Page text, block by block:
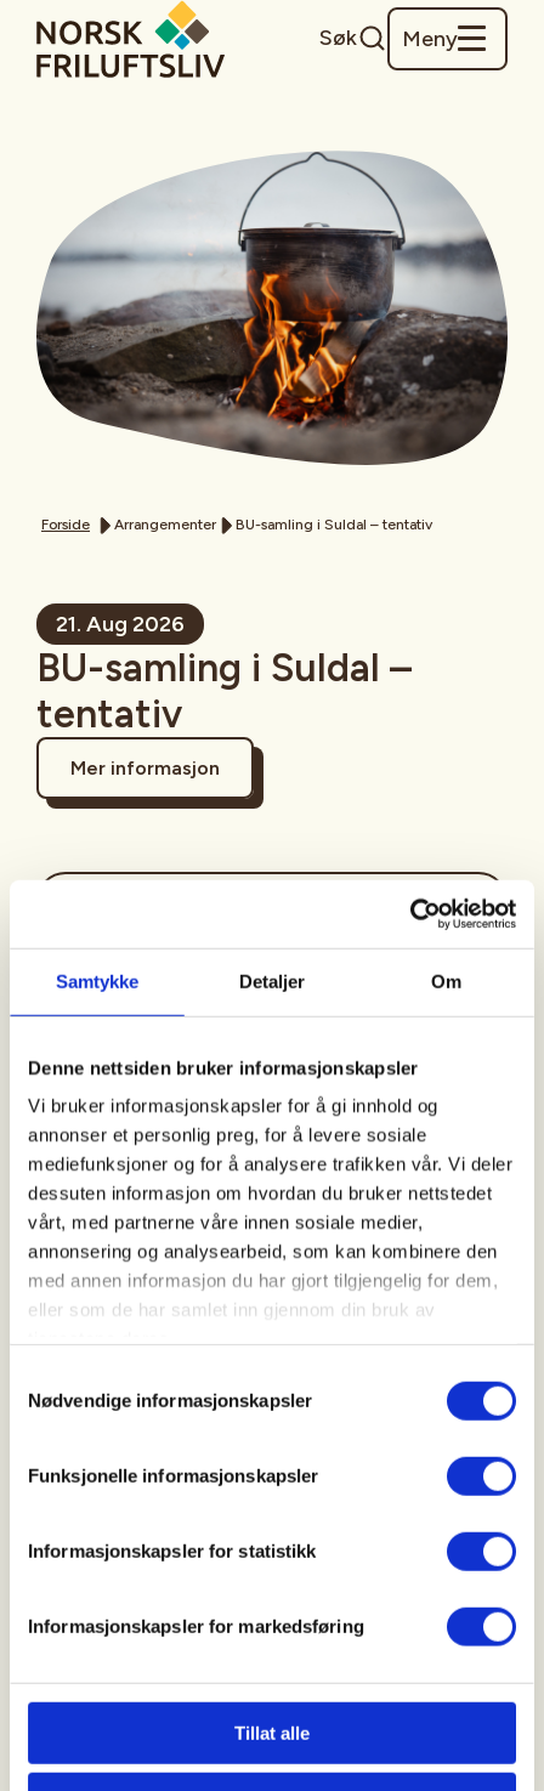
Samtykke Detaljer Om
Denne nettsiden bruker informasjonskapsler
Vi bruker informasjonskapsler for å gi innhold og
annonser et personlig preg, for å levere sosiale
mediefunksjoner og for å analysere trafikken vår. Vi deler
dessuten informasjon om hvordan du bruker nettstedet
vårt, med partnerne våre innen sosiale medier,
annonsering og analysearbeid, som kan kombinere den
med annen informasjon du har gjort tilgjengelig for dem,
eller som de har samlet inn gjennom din bruk av
Nødvendige informasjonskapsler
Funksjonelle informasjonskapsler
Informasjonskapsler for statistikk
Informasjonskapsler for markedsføring
Tillat alle
Søk Meny
Forside Arrangementer BU-samling i Suldal – tentativ
21. Aug 2026
BU-samling i Suldal –
tentativ
Mer informasjon
Tid
21. Aug 2026 - 23. Aug 2026
Kl. 00.00 - 00.00
Arrangør
NJFF Rogaland
Dette er en tentativ barne- og ungdomssamling for
samarbeid med Egersund JFF. Den kan inneholde
ulike aktiviteter innen friluftsliv, jakt, fiske og
muligheter.
informasjon kommer senere dersom samlingen blir